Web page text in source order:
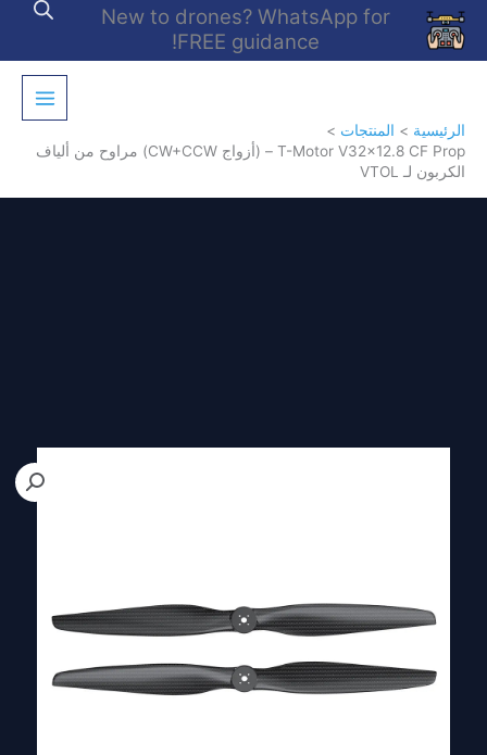
تخطي
المحتوى
New to drones? WhatsApp for
FREE guidance!
الرئيسية
المنتجات
T-Motor V32x12.8 CF Prop – (أزواج CW+CCW) مراوح من ألياف
الكربون لـ VTOL